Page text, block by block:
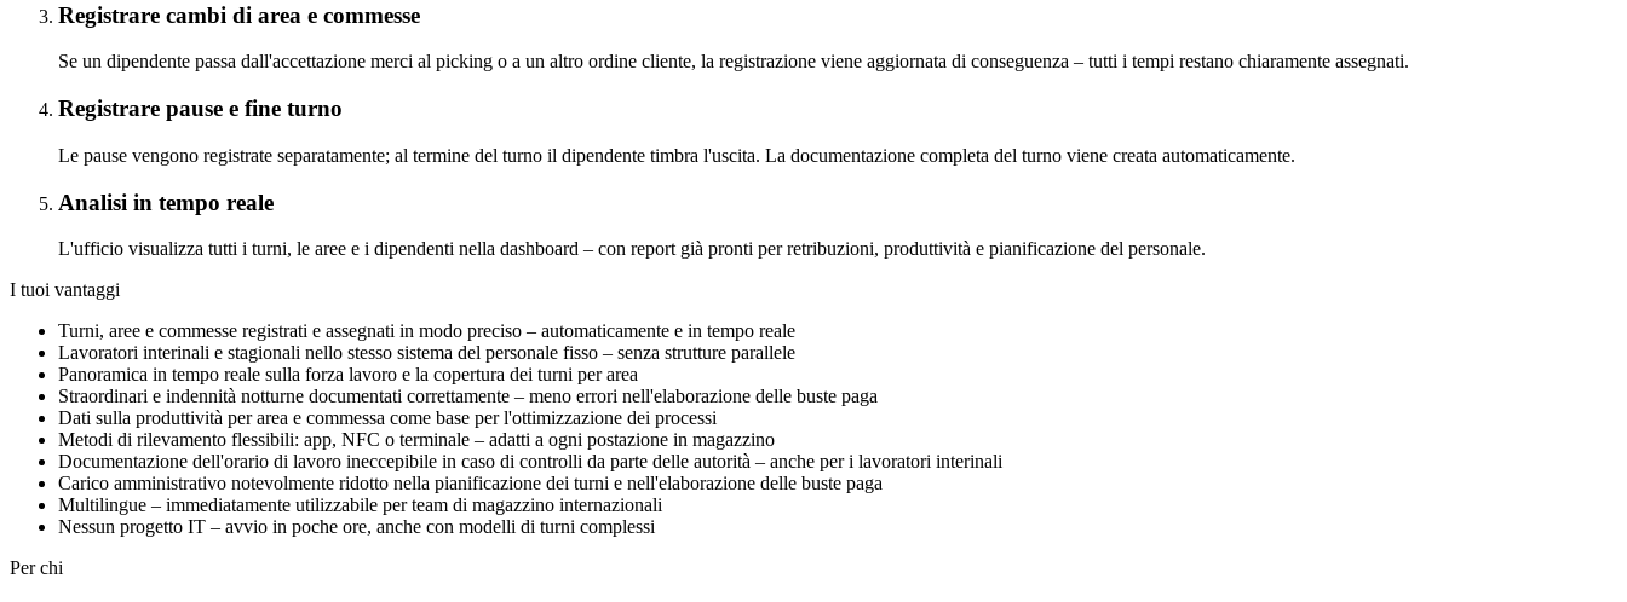
Registrare cambi di area e commesse
Se un dipendente passa dall'accettazione merci al picking o a un altro ordine cliente, la registrazione viene aggiornata di conseguenza – tutti i tempi restano chiaramente assegnati.
Registrare pause e fine turno
Le pause vengono registrate separatamente; al termine del turno il dipendente timbra l'uscita. La documentazione completa del turno viene creata automaticamente.
Analisi in tempo reale
L'ufficio visualizza tutti i turni, le aree e i dipendenti nella dashboard – con report già pronti per retribuzioni, produttività e pianificazione del personale.
I tuoi vantaggi
Turni, aree e commesse registrati e assegnati in modo preciso – automaticamente e in tempo reale
Lavoratori interinali e stagionali nello stesso sistema del personale fisso – senza strutture parallele
Panoramica in tempo reale sulla forza lavoro e la copertura dei turni per area
Straordinari e indennità notturne documentati correttamente – meno errori nell'elaborazione delle buste paga
Dati sulla produttività per area e commessa come base per l'ottimizzazione dei processi
Metodi di rilevamento flessibili: app, NFC o terminale – adatti a ogni postazione in magazzino
Documentazione dell'orario di lavoro ineccepibile in caso di controlli da parte delle autorità – anche per i lavoratori interinali
Carico amministrativo notevolmente ridotto nella pianificazione dei turni e nell'elaborazione delle buste paga
Multilingue – immediatamente utilizzabile per team di magazzino internazionali
Nessun progetto IT – avvio in poche ore, anche con modelli di turni complessi
Per chi